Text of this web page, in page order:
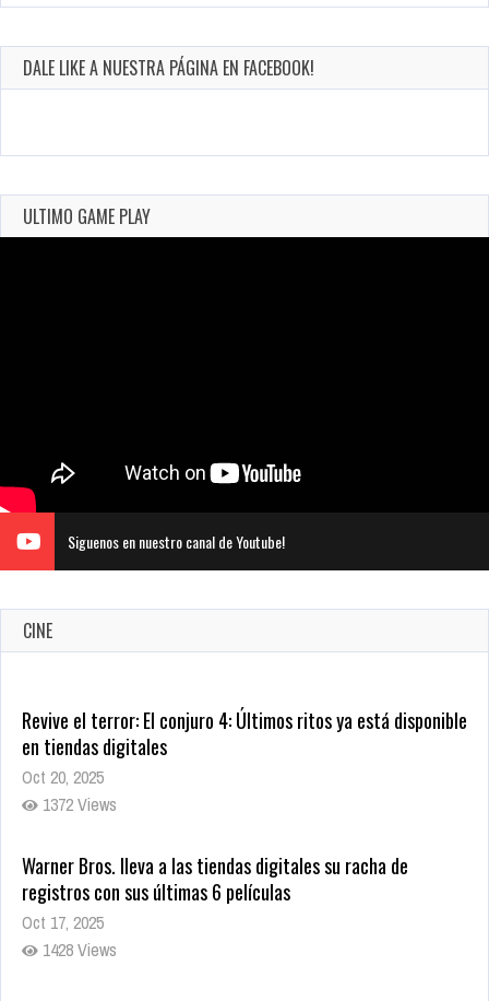
DALE LIKE A NUESTRA PÁGINA EN FACEBOOK!
ULTIMO GAME PLAY
Siguenos en nuestro canal de Youtube!
CINE
Warner Bros. lleva a las tiendas digitales su racha de
registros con sus últimas 6 películas
Oct 17, 2025
1428 Views
CRUNCHYROLL ANUNCIA FECHA DE ESTRENO EN CINES DE
JUJUTSU KAISEN: EJECUCIÓN
Oct 7, 2025
1752 Views